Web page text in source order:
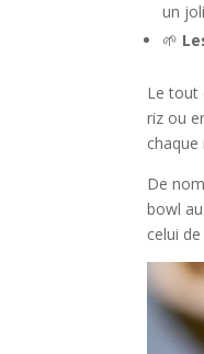
un
🌱
Le tout
riz ou
De
bowl
celui